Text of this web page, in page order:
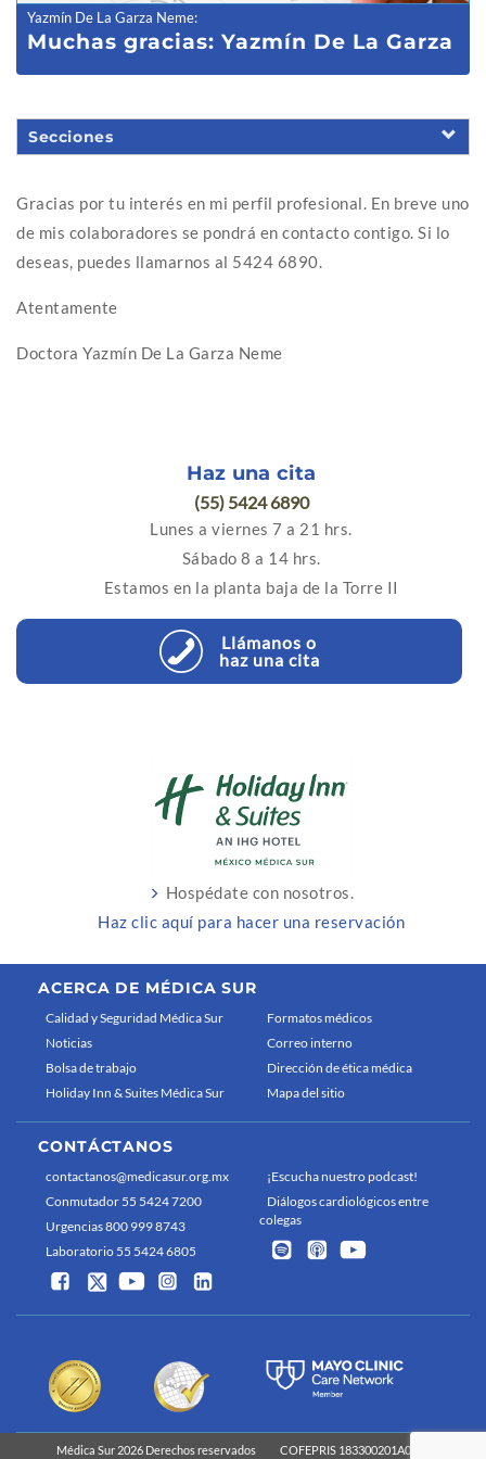
Yazmín De La Garza Neme:
Muchas gracias: Yazmín De La Garza
Secciones
Gracias por tu interés en mi perfil profesional. En breve uno
de mis colaboradores se pondrá en contacto contigo. Si lo
deseas, puedes llamarnos al 5424 6890.
Atentamente
Doctora Yazmín De La Garza Neme
Haz una cita
(55) 5424 6890
Lunes a viernes 7 a 21 hrs.
Sábado 8 a 14 hrs.
Estamos en la planta baja de la Torre II
Llámanos o
haz una cita
Hospédate con nosotros.
Haz clic aquí para hacer una reservación
ACERCA DE MÉDICA SUR
Calidad y Seguridad Médica Sur
Noticias
Bolsa de trabajo
Holiday Inn & Suites Médica Sur
Formatos médicos
Correo interno
Dirección de ética médica
Mapa del sitio
CONTÁCTANOS
contactanos@medicasur.org.mx
Conmutador 55 5424 7200
Urgencias 800 999 8743
Laboratorio 55 5424 6805
¡Escucha nuestro podcast!
Diálogos cardiológicos entre
colegas
Médica Sur 2026 Derechos reservados COFEPRIS 183300201A0829